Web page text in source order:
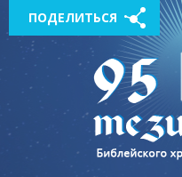
ПОДЕЛИТЬСЯ